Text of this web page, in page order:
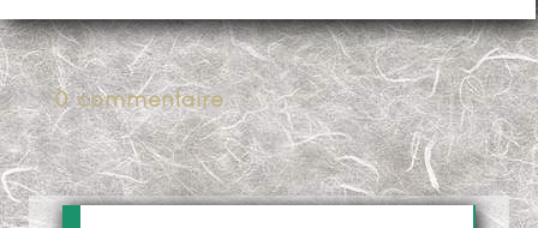
0 commentaire